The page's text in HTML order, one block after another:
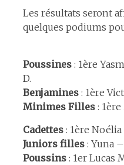
Les résultats seront
quelques podiums
Poussines: 1ère
D.
Benjamines: 1ère
Minimes Filles: 1ère
Cadettes: 1ère Noélia
Juniors filles: Yuna –
Poussins: 1er Lucas